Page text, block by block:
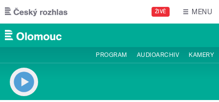
Přejít k hlavnímu obsahu
ŽIVĚ MENU
PROGRAM AUDIOARCHIV KAMERY